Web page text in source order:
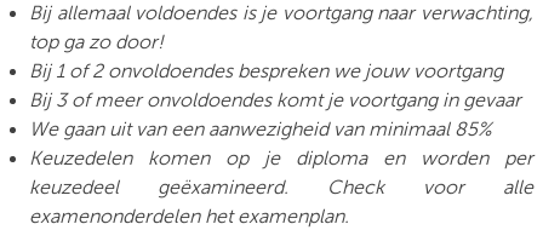
Bij allemaal voldoendes is je voortgang naar verwachting,
top ga zo door!
Bij 1 of 2 onvoldoendes bespreken we jouw voortgang
Bij 3 of meer onvoldoendes komt je voortgang in gevaar
We gaan uit van een aanwezigheid van minimaal 85%
Keuzedelen komen op je diploma en worden per
keuzedeel geëxamineerd. Check voor alle
examenonderdelen het examenplan.